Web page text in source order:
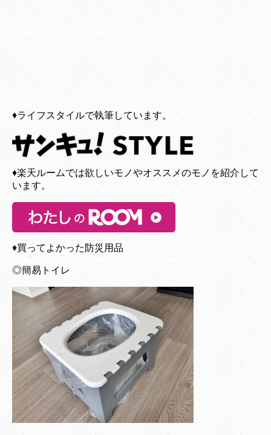
♦︎ライフスタイルで執筆しています。
♦︎楽天ルームでは欲しいモノやオススメのモノを紹介して
います。
♦︎買ってよかった防災用品
◎簡易トイレ